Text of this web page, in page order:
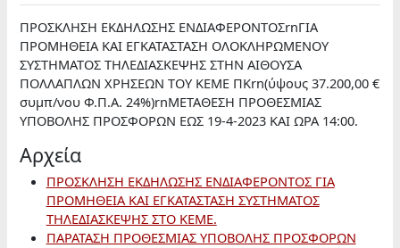
ΠΡΟΣΚΛΗΣΗ ΕΚΔΗΛΩΣΗΣ ΕΝΔΙΑΦΕΡΟΝΤΟΣrnΓΙΑ
ΠΡΟΜΗΘΕΙΑ ΚΑΙ ΕΓΚΑΤΑΣΤΑΣΗ ΟΛΟΚΛΗΡΩΜΕΝΟΥ
ΣΥΣΤΗΜΑΤΟΣ ΤΗΛΕΔΙΑΣΚΕΨΗΣ ΣΤΗΝ ΑΙΘΟΥΣΑ
ΠΟΛΛΑΠΛΩΝ ΧΡΗΣΕΩΝ ΤΟΥ ΚΕΜΕ ΠΚrn(ύψους 37.200,00 €
συμπ/νου Φ.Π.Α. 24%)rnΜΕΤΑΘΕΣΗ ΠΡΟΘΕΣΜΙΑΣ
ΥΠΟΒΟΛΗΣ ΠΡΟΣΦΟΡΩΝ ΕΩΣ 19-4-2023 ΚΑΙ ΩΡΑ 14:00.
Αρχεία
ΠΡΟΣΚΛΗΣΗ ΕΚΔΗΛΩΣΗΣ ΕΝΔΙΑΦΕΡΟΝΤΟΣ ΓΙΑ
ΠΡΟΜΗΘΕΙΑ ΚΑΙ ΕΓΚΑΤΑΣΤΑΣΗ ΣΥΣΤΗΜΑΤΟΣ
ΤΗΛΕΔΙΑΣΚΕΨΗΣ ΣΤΟ ΚΕΜΕ.
ΠΑΡΑΤΑΣΗ ΠΡΟΘΕΣΜΙΑΣ ΥΠΟΒΟΛΗΣ ΠΡΟΣΦΟΡΩΝ